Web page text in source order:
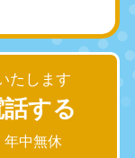
たします
する
中無休
5259
年中無休
野県
5260
年中無休